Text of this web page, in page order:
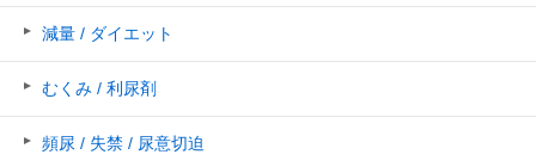
減量 / ダイエット
むくみ / 利尿剤
頻尿 / 失禁 / 尿意切迫